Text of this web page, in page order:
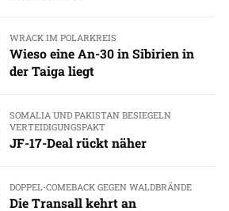
WRACK IM POLARKREIS
Wieso eine An-30 in Sibirien in
der Taiga liegt
SOMALIA UND PAKISTAN BESIEGELN
VERTEIDIGUNGSPAKT
JF-17-Deal rückt näher
DOPPEL-COMEBACK GEGEN WALDBRÄNDE
Die Transall kehrt an